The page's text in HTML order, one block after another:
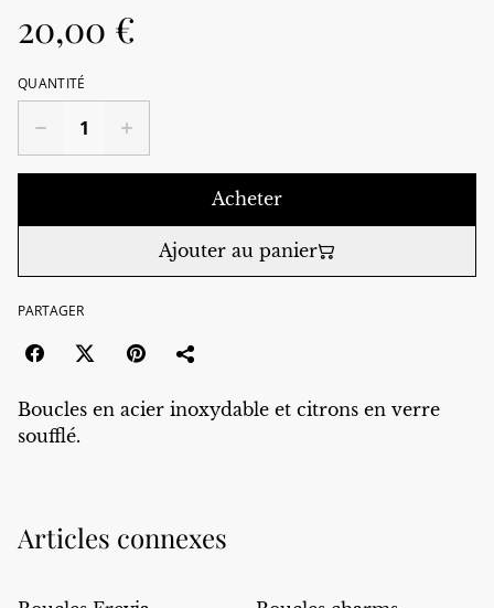
20,00 €
QUANTITÉ
Acheter
Ajouter au panier
PARTAGER
Boucles en acier inoxydable et citrons en verre
soufflé.
Articles connexes